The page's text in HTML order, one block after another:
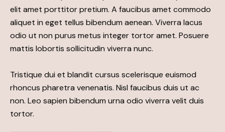
elit amet porttitor pretium. A faucibus amet commodo
aliquet in eget tellus bibendum aenean. Viverra lacus
odio ut non purus metus integer tortor amet. Posuere
mattis lobortis sollicitudin viverra nunc.
Tristique dui et blandit cursus scelerisque euismod
rhoncus pharetra venenatis. Nisl faucibus duis ut ac
non. Leo sapien bibendum urna odio viverra velit duis
tortor.